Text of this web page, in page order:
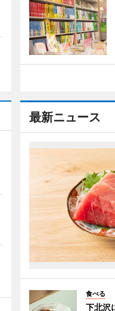
最新ニュース
食べる
下北沢